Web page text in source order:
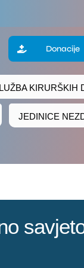
Donacije
KIRURŠKIH
JEDINICE